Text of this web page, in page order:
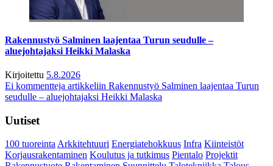
Rakennustyö Salminen laajentaa Turun seudulle –
aluejohtajaksi Heikki Malaska
Kirjoitettu 5.8.2026
Ei kommentteja artikkeliin Rakennustyö Salminen laajentaa Turun
seudulle – aluejohtajaksi Heikki Malaska
Uutiset
100 tuoreintaArkkitehtuuri Energiatehokkuus Infra Kiinteistöt
Korjausrakentaminen Koulutus ja tutkimus Pientalo Projektit